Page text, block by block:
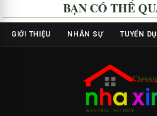
BẠN CÓ THỂ
GIỚI THIỆU NHÂN SỰ TUYỂN